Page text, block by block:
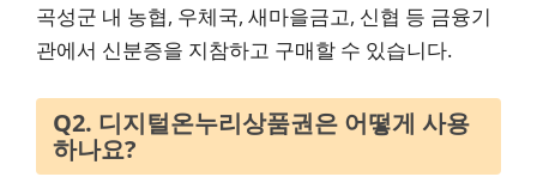
곡성군 내 농협, 우체국, 새마을금고, 신협 등 금융기
관에서 신분증을 지참하고 구매할 수 있습니다.
Q2. 디지털온누리상품권은 어떻게 사용
하나요?